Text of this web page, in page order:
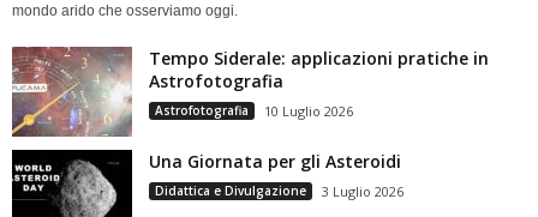
mondo arido che osserviamo oggi.
Tempo Siderale: applicazioni pratiche in
Astrofotografia
Astrofotografia 10 Luglio 2026
Una Giornata per gli Asteroidi
Didattica e Divulgazione 3 Luglio 2026